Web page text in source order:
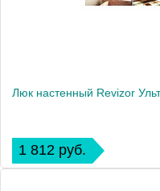
Люк настенный Revizor
1 812 руб.